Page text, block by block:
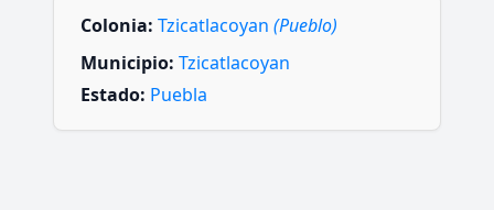
Colonia: Tzicatlacoyan (Pueblo)
Municipio: Tzicatlacoyan
Estado: Puebla